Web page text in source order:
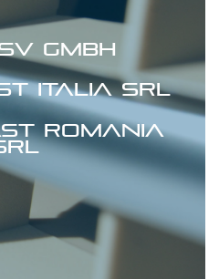
GmbH
Italia srl
Romania